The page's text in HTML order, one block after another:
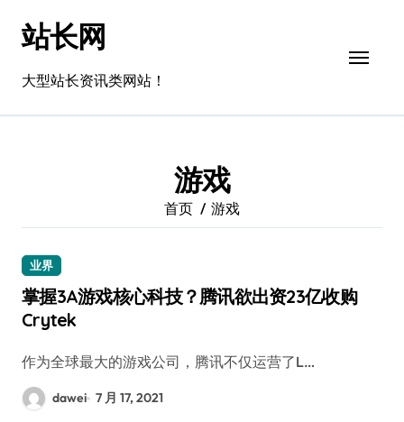
站长网
大型站长资讯类网站！
游戏
首页 游戏
业界
掌握3A游戏核心科技？腾讯欲出资23亿收购
Crytek
作为全球最大的游戏公司，腾讯不仅运营了L…
dawei 7 月 17, 2021